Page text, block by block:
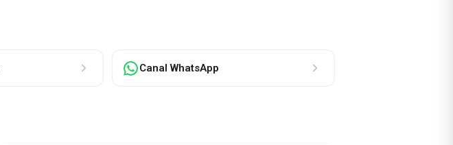
Canal WhatsApp